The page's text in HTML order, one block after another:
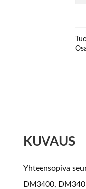
KUVAUS
Yhteensopiva
DM3400,